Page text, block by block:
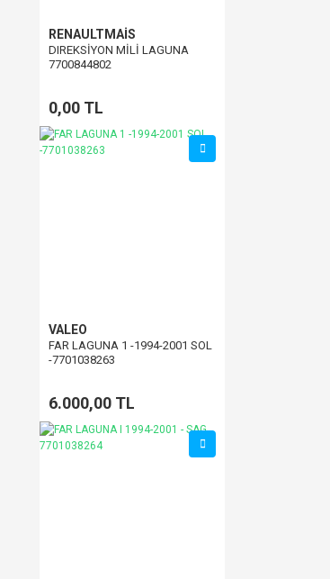
RENAULTMAİS
DIREKSİYON MİLİ LAGUNA
7700844802
0,00 TL
VALEO
FAR LAGUNA 1 -1994-2001 SOL
-7701038263
6.000,00 TL